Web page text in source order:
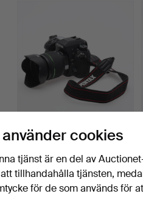
KAMERA Pentax K-5 II:s
SR med objektiv 18-…
Klubbades 19 apr 2024
3 bud
127 USD
använder cookies
tjänst är en del av
tillhandahålla tjänsten,
för de som används för